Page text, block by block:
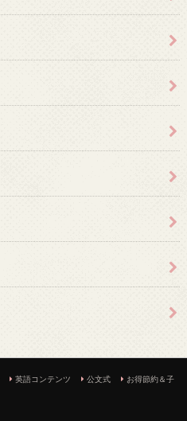
英語コンテンツ 公文式
お得節約＆子